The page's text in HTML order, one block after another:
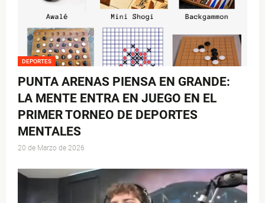
DEPORTES
PUNTA ARENAS PIENSA EN GRANDE:
LA MENTE ENTRA EN JUEGO EN EL
PRIMER TORNEO DE DEPORTES
MENTALES
20 de Marzo de 2026